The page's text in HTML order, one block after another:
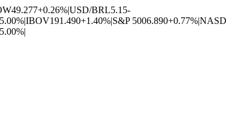
49.277+0.26%|USD/BRL5.15-
|IBOV191.490+1.40%|S&P 5006.890+0.77%|
|